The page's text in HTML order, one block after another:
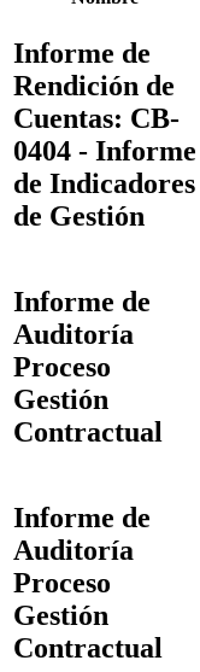
Informe de
Rendición de
Cuentas: CB-
0404 - Informe
de Indicadores
de Gestión
Informe de
Auditoría
Proceso
Gestión
Contractual
Informe de
Auditoría
Proceso
Gestión
Contractual